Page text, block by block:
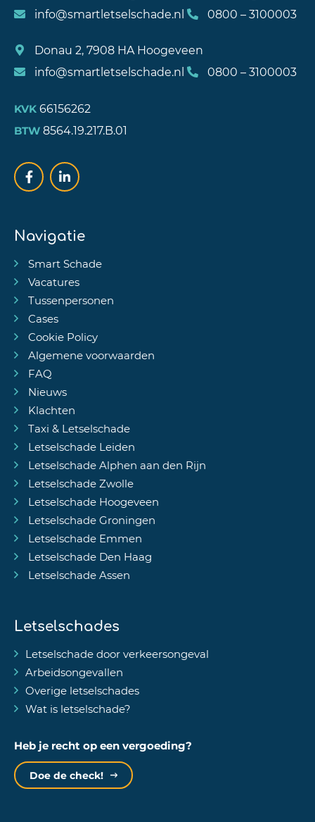
info@smartletselschade.nl
0800 – 3100003
Donau 2, 7908 HA Hoogeveen
info@smartletselschade.nl
0800 – 3100003
KVK 66156262
BTW 8564.19.217.B.01
Navigatie
Smart Schade
Vacatures
Tussenpersonen
Cases
Cookie Policy
Algemene voorwaarden
FAQ
Nieuws
Klachten
Taxi & Letselschade
Letselschade Leiden
Letselschade Alphen aan den Rijn
Letselschade Zwolle
Letselschade Hoogeveen
Letselschade Groningen
Letselschade Emmen
Letselschade Den Haag
Letselschade Assen
Letselschades
Letselschade door verkeersongeval
Arbeidsongevallen
Overige letselschades
Wat is letselschade?
Heb je recht op een vergoeding?
Doe de check!